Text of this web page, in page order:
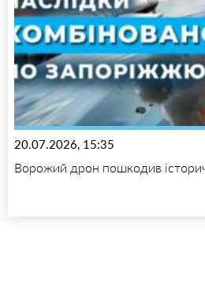
20.07.2026, 15:35
Ворожий дрон пошкодив